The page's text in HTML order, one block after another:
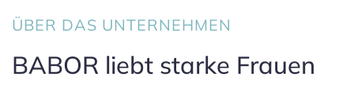
ÜBER DAS UNTERNEHMEN
BABOR liebt starke Frauen